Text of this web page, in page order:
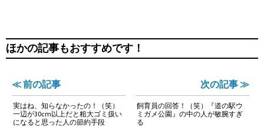
ほかの記事もおすすめです！
≪ 前の記事
実はね、知らなかったの！（笑）
一辺が30cm以上だと粗大ゴミ扱い
になると思った人の節約手段
次の記事 ≫
飼育員の回答！（笑）『道の駅ウ
ミガメ公園』の中の人が敏腕すぎ
る